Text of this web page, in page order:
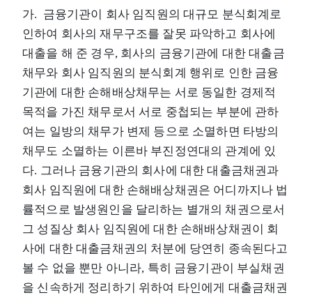
가. 금융기관이 회사 임직원의 대규모 분식회계로
인하여 회사의 재무구조를 잘못 파악하고 회사에
대출을 해 준 경우, 회사의 금융기관에 대한 대출금
채무와 회사 임직원의 분식회계 행위로 인한 금융
기관에 대한 손해배상채무는 서로 동일한 경제적
목적을 가진 채무로서 서로 중첩되는 부분에 관하
여는 일방의 채무가 변제 등으로 소멸하면 타방의
채무도 소멸하는 이른바 부진정연대의 관계에 있
다. 그러나 금융기관의 회사에 대한 대출금채권과
회사 임직원에 대한 손해배상채권은 어디까지나 법
률적으로 발생원인을 달리하는 별개의 채권으로서
그 성질상 회사 임직원에 대한 손해배상채권이 회
사에 대한 대출금채권의 처분에 당연히 종속된다고
볼 수 없을 뿐만 아니라, 특히 금융기관이 부실채권
을 신속하게 정리하기 위하여 타인에게 대출금채권